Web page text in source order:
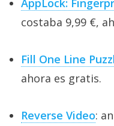
costaba 9,99 €,
Fill One Line
ahora es gratis.
Reverse Video: